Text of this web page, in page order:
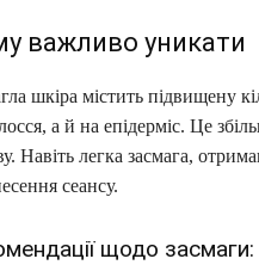
важливо уникати
шкіра містить підвищену
а й на епідерміс. Це
Навіть легка засмага,
сеансу.
щодо засмаги: